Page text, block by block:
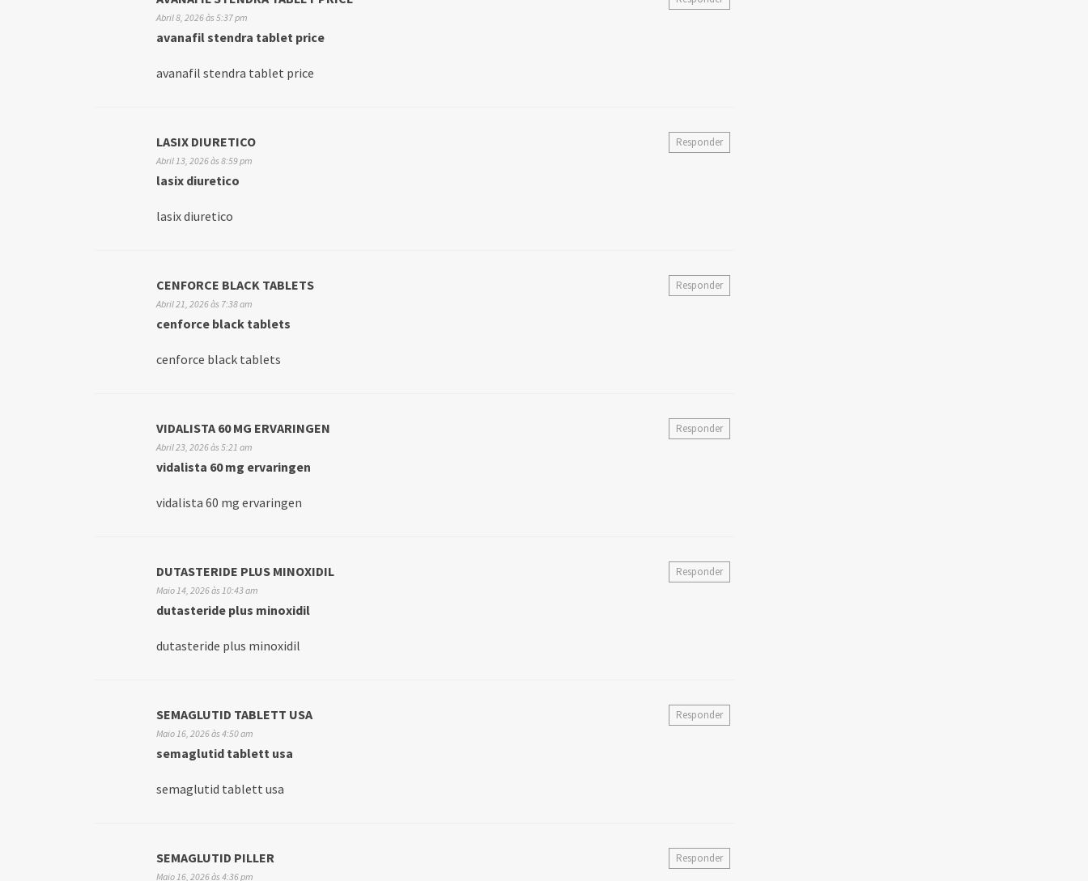
Abril 8, 2026 às 5:37 pm
avanafil stendra tablet price
avanafil stendra tablet price
LASIX DIURETICO
Abril 13, 2026 às 8:59 pm
lasix diuretico
lasix diuretico
Responder
CENFORCE BLACK TABLETS
Abril 21, 2026 às 7:38 am
cenforce black tablets
cenforce black tablets
Responder
VIDALISTA 60 MG ERVARINGEN
Abril 23, 2026 às 5:21 am
vidalista 60 mg ervaringen
vidalista 60 mg ervaringen
Responder
DUTASTERIDE PLUS MINOXIDIL
Maio 14, 2026 às 10:43 am
dutasteride plus minoxidil
dutasteride plus minoxidil
Responder
SEMAGLUTID TABLETT USA
Maio 16, 2026 às 4:50 am
semaglutid tablett usa
semaglutid tablett usa
Responder
SEMAGLUTID PILLER
Maio 16, 2026 às 4:36 pm
Responder